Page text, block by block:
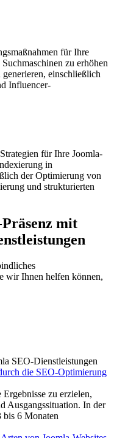
für Ihre
zu erhöhen
einschließlich
Influencer-
für Ihre Joomla-
in
der Optimierung von
und strukturierten
mit
wir Ihnen helfen können,
SEO-Dienstleistungen
die SEO-Optimierung
zu erzielen,
Ausgangssituation. In der
bis 6 Monaten